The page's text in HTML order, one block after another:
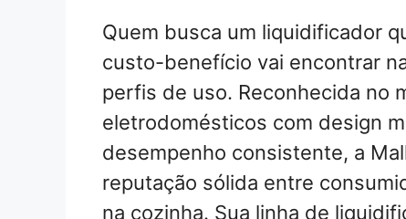
Quem busca um liquidificador
custo-benefício vai encontrar
perfis de uso. Reconhecida no
eletrodomésticos com design
desempenho consistente, a
reputação sólida entre
na cozinha. Sua linha de